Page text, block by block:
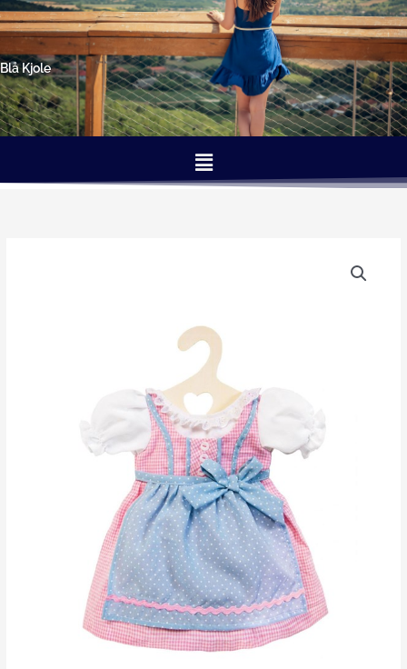
Gå
til
indholdet
Blå Kjole
Menu